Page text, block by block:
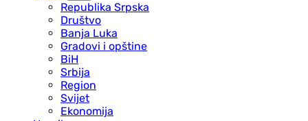
Republika Srpska
Društvo
Banja Luka
Gradovi i opštine
BiH
Srbija
Region
Svijet
Ekonomija